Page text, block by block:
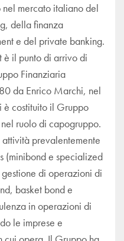
mercato italiano del
della finanza
e del private banking.
è il punto di arrivo di
Finanziaria
da Enrico Marchi, nel
costituito il Gruppo
ruolo di capogruppo.
prevalentemente
(minibond e specialized
di operazioni di
basket bond e
in operazioni di
le imprese e